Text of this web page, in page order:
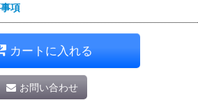
項
カートに入れる
お問い合わせ